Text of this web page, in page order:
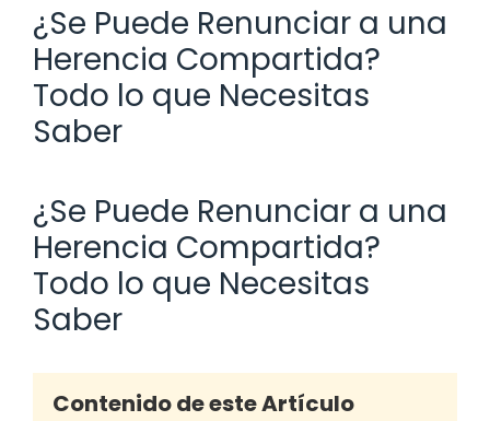
¿Se Puede Renunciar a una
Herencia Compartida?
Todo lo que Necesitas
Saber
¿Se Puede Renunciar a una
Herencia Compartida?
Todo lo que Necesitas
Saber
Contenido de este Artículo